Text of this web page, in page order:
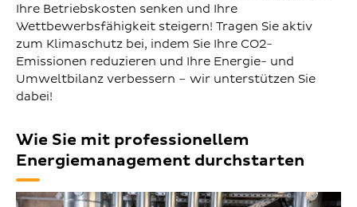
Ihre Betriebskosten senken und Ihre
Wettbewerbsfähigkeit steigern! Tragen Sie aktiv
zum Klimaschutz bei, indem Sie Ihre CO2-
Emissionen reduzieren und Ihre Energie- und
Umweltbilanz verbessern – wir unterstützen Sie
dabei!
Wie Sie mit professionellem
Energiemanagement durchstarten